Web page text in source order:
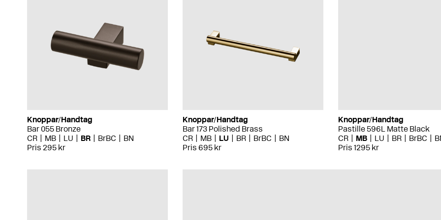
Knoppar/Handtag
Pastille 596L Matte Black
CR
MB LU BR BrBC
Pris 1295 kr
Knoppar/Handtag
Bar 055 Bronze
CR
MB LU BR BrBC
BN
Pris 295 kr
Knoppar/Handtag
Bar 173 Polished Brass
CR
MB LU BR BrBC
BN
Pris 695 kr